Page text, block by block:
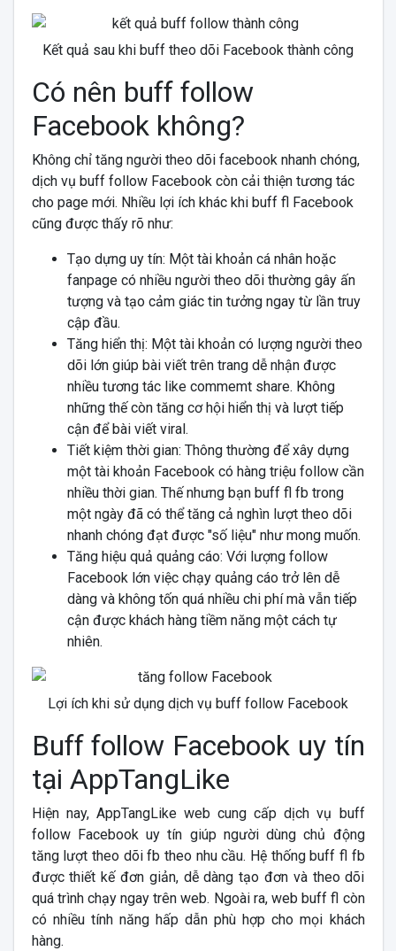
Kết quả sau khi buff theo dõi Facebook thành công
Có nên buff follow
Facebook không?
Không chỉ tăng người theo dõi facebook nhanh chóng,
dịch vụ buff follow Facebook còn cải thiện tương tác
cho page mới. Nhiều lợi ích khác khi buff fl Facebook
cũng được thấy rõ như:
Tạo dựng uy tín: Một tài khoản cá nhân hoặc
fanpage có nhiều người theo dõi thường gây ấn
tượng và tạo cảm giác tin tưởng ngay từ lần truy
cập đầu.
Tăng hiển thị: Một tài khoản có lượng người theo
dõi lớn giúp bài viết trên trang dễ nhận được
nhiều tương tác like commemt share. Không
những thế còn tăng cơ hội hiển thị và lượt tiếp
cận để bài viết viral.
Tiết kiệm thời gian: Thông thường để xây dựng
một tài khoản Facebook có hàng triệu follow cần
nhiều thời gian. Thế nhưng bạn buff fl fb trong
một ngày đã có thể tăng cả nghìn lượt theo dõi
nhanh chóng đạt được "số liệu" như mong muốn.
Tăng hiệu quả quảng cáo: Với lượng follow
Facebook lớn việc chạy quảng cáo trở lên dễ
dàng và không tốn quá nhiều chi phí mà vẫn tiếp
cận được khách hàng tiềm năng một cách tự
nhiên.
Lợi ích khi sử dụng dịch vụ buff follow Facebook
Buff follow Facebook uy tín
tại AppTangLike
Hiện nay, AppTangLike web cung cấp dịch vụ buff
follow Facebook uy tín giúp người dùng chủ động
tăng lượt theo dõi fb theo nhu cầu. Hệ thống buff fl fb
được thiết kế đơn giản, dễ dàng tạo đơn và theo dõi
quá trình chạy ngay trên web. Ngoài ra, web buff fl còn
có nhiều tính năng hấp dẫn phù hợp cho mọi khách
hàng.